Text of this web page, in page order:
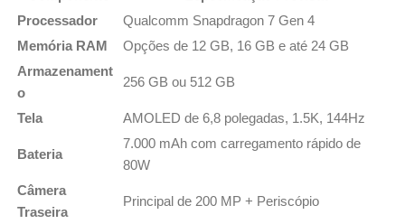
Processador
Qualcomm Snapdragon 7 Gen 4
Memória RAM
Opções de 12 GB, 16 GB e até 24 GB
Armazenament
o
256 GB ou 512 GB
Tela AMOLED de 6,8 polegadas, 1.5K, 144Hz
Bateria
7.000 mAh com carregamento rápido de
80W
Câmera
Traseira
Principal de 200 MP + Periscópio